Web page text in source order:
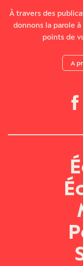
À travers des
donnons la parole
points de
A